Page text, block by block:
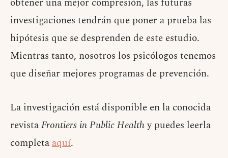
obtener una mejor compresión, las futuras
investigaciones tendrán que poner a prueba las
hipótesis que se desprenden de este estudio.
Mientras tanto, nosotros los psicólogos tenemos
que diseñar mejores programas de prevención.
La investigación está disponible en la conocida
revistaFrontiers in Public Healthy puedes leerla
completaaquí.